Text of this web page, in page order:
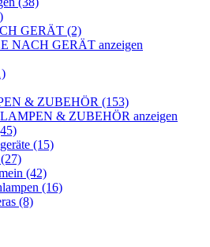
GERÄT (2)
NACH GERÄT anzeigen
& ZUBEHÖR (153)
& ZUBEHÖR anzeigen
(15)
(42)
(16)
(8)